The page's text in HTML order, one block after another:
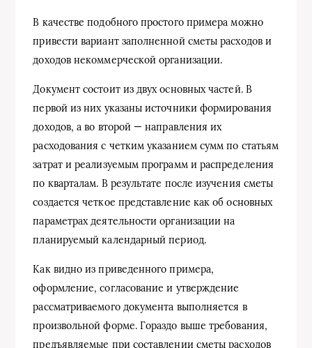
В качестве подобного простого примера можно
привести вариант заполненной сметы расходов и
доходов некоммерческой организации.
Документ состоит из двух основных частей. В
первой из них указаны источники формирования
доходов, а во второй — направления их
расходования с четким указанием сумм по статьям
затрат и реализуемым программ и распределения
по кварталам. В результате после изучения сметы
создается четкое представление как об основных
параметрах деятельности организации на
планируемый календарный период.
Как видно из приведенного примера,
оформление, согласование и утверждение
рассматриваемого документа выполняется в
произвольной форме. Гораздо выше требования,
предъявляемые при составлении сметы расходов